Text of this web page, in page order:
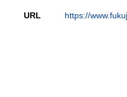
URL https://